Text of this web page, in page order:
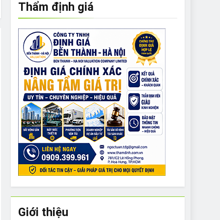
to What Bulldogs Can (and can’t) Eat
Run Long Distances?
I Need to Groom My Bulldog
Thẩm định giá
Giới thiệu